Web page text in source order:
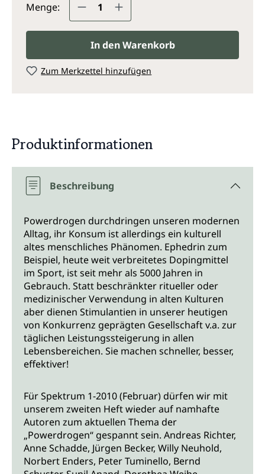
Menge:
In den Warenkorb
Zum Merkzettel hinzufügen
Produktinformationen
Beschreibung
Powerdrogen durchdringen unseren modernen
Alltag, ihr Konsum ist allerdings ein kulturell
altes menschliches Phänomen. Ephedrin zum
Beispiel, heute weit verbreitetes Dopingmittel
im Sport, ist seit mehr als 5000 Jahren in
Gebrauch. Statt beschränkter ritueller oder
medizinischer Verwendung in alten Kulturen
aber dienen Stimulantien in unserer heutigen
von Konkurrenz geprägten Gesellschaft v.a. zur
täglichen Leistungssteigerung in allen
Lebensbereichen. Sie machen schneller, besser,
effektiver!
Für Spektrum 1-2010 (Februar) dürfen wir mit
unserem zweiten Heft wieder auf namhafte
Autoren zum aktuellen Thema der
„Powerdrogen“ gespannt sein. Andreas Richter,
Anne Schadde, Jürgen Becker, Willy Neuhold,
Norbert Enders, Peter Tuminello, Bernd